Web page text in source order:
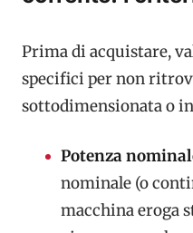
Prima di acquistare,
specifici per non
sottodimensionata o
Potenza
nominale (o
macchina eroga